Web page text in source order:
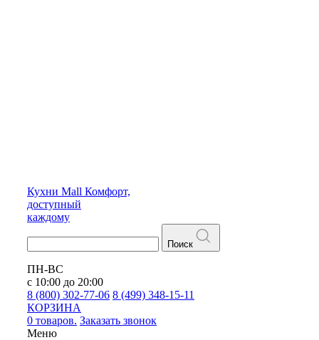
Кухни Mall Комфорт,
доступный
каждому
Поиск
ПН-ВС
с 10:00 до 20:00
8 (800) 302-77-06 8 (499) 348-15-11
КОРЗИНА
0 товаров. Заказать звонок
Меню